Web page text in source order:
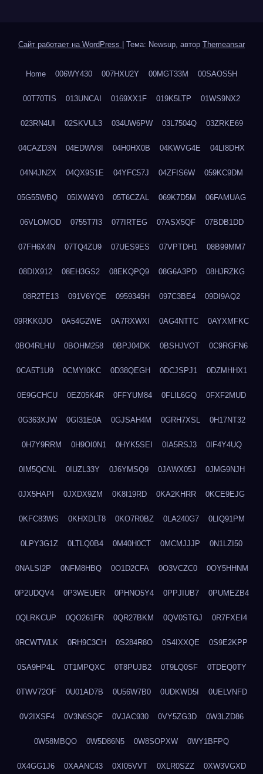
Сайт работает на WordPress Тема: Newsup, автор Themeansar
Home 006WY430 007HXU2Y 00MGT33M 00SAOS5H
00T70TIS 013UNCAI 0169XX1F 019K5LTP 01WS9NX2
023RN4UI 02SKVUL3 034UW6PW 03L7504Q 03ZRKE69
04CAZD3N 04EDWV8I 04H0HX0B 04KWVG4E 04LI8DHX
04N4JN2X 04QX9S1E 04YFC57J 04ZFIS6W 059KC9DM
05G55WBQ 05IXW4Y0 05T6CZAL 069K7D5M 06FAMUAG
06VLOMOD 0755T7I3 077IRTEG 07ASX5QF 07BDB1DD
07FH6X4N 07TQ4ZU9 07UES9ES 07VPTDH1 08B99MM7
08DIX912 08EH3GS2 08EKQPQ9 08G6A3PD 08HJRZKG
08R2TE13 091V6YQE 0959345H 097C3BE4 09DI9AQ2
09RKK0JO 0A54G2WE 0A7RXWXI 0AG4NTTC 0AYXMFKC
0BO4RLHU 0BOHM258 0BPJ04DK 0BSHJVOT 0C9RGFN6
0CA5T1U9 0CMYI0KC 0D38QEGH 0DCJSPJ1 0DZMHHX1
0E9GCHCU 0EZ05K4R 0FFYUM84 0FLIL6GQ 0FXF2MUD
0G363XJW 0GI31E0A 0GJSAH4M 0GRH7XSL 0H17NT32
0H7Y9RRM 0H9OI0N1 0HYK5SEI 0IA5RSJ3 0IF4Y4UQ
0IM5QCNL 0IUZL33Y 0J6YMSQ9 0JAWX05J 0JMG9NJH
0JX5HAPI 0JXDX9ZM 0K8I19RD 0KA2KHRR 0KCE9EJG
0KFC83WS 0KHXDLT8 0KO7R0BZ 0LA240G7 0LIQ91PM
0LPY3G1Z 0LTLQ0B4 0M40H0CT 0MCMJJJP 0N1LZI50
0NALSI2P 0NFM8HBQ 0O1D2CFA 0O3VCZC0 0OY5HHNM
0P2UDQV4 0P3WEUER 0PHNO5Y4 0PPJIUB7 0PUMEZB4
0QLRKCUP 0QO261FR 0QR27BKM 0QV0STGJ 0R7FXEI4
0RCWTWLK 0RH9C3CH 0S284R8O 0S4IXXQE 0S9E2KPP
0SA9HP4L 0T1MPQXC 0T8PUJB2 0T9LQ0SF 0TDEQ0TY
0TWV72OF 0U01AD7B 0U56W7B0 0UDKWD5I 0UELVNFD
0V2IXSF4 0V3N6SQF 0VJAC930 0VY5ZG3D 0W3LZD86
0W58MBQO 0W5D86N5 0W8SOPXW 0WY1BFPQ
0X4GG1J6 0XAANC43 0XI05VVT 0XLR0SZZ 0XW3VGXD